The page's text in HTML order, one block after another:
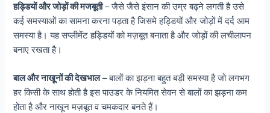
हड्डियों और जोड़ों की मजबूती– जैसे जैसे इंसान की उम्र बढ्ने लगती है उसे
कई समस्याओं का सामना करना पड़ता है जिसमे हड्डियों और जोड़ों में दर्द आम
समस्या है। यह सप्लीमेंट हड्डियों को मज़बूत बनाता है और जोड़ों की लचीलापन
बनाए रखता है।
बाल और नाखूनों की देखभाल– बालों का झड़ना बहुत बड़ी समस्या है जो लगभग
हर किसी के साथ होती है इस पाउडर के नियमित सेवन से बालों का झड़ना कम
होता है और नाखून मज़बूत व चमकदार बनते हैं।